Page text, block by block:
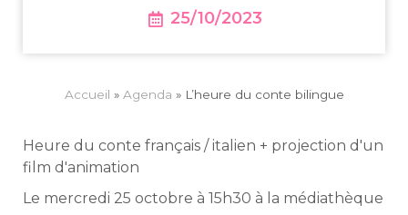
25/10/2023
Accueil » Agenda » L’heure du conte bilingue
Heure du conte français / italien + projection d'un
film d'animation
Le mercredi 25 octobre à 15h30 à la médiathèque